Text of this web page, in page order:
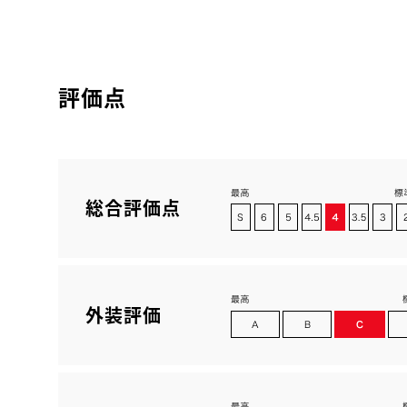
評価点
総合評価点
外装評価